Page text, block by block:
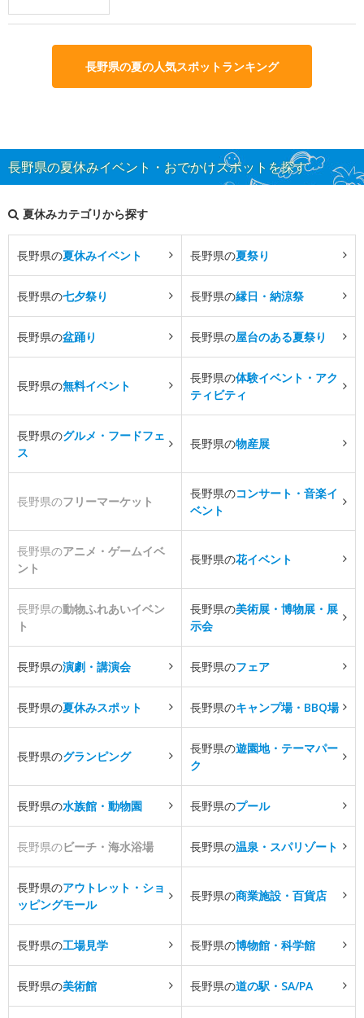
長野県の夏の人気スポットランキング
長野県の夏休みイベント・おでかけスポットを探す
夏休みカテゴリから探す
長野県の夏休みイベント 長野県の夏祭り
長野県の七夕祭り 長野県の縁日・納涼祭
長野県の盆踊り 長野県の屋台のある夏祭り
長野県の無料イベント
長野県の体験イベント・アク
ティビティ
長野県のグルメ・フードフェ
ス
長野県の物産展
長野県のフリーマーケット
長野県のコンサート・音楽イ
ベント
長野県のアニメ・ゲームイベ
ント
長野県の花イベント
長野県の動物ふれあいイベン
ト
長野県の美術展・博物展・展
示会
長野県の演劇・講演会 長野県のフェア
長野県の夏休みスポット 長野県のキャンプ場・BBQ場
長野県のグランピング
長野県の遊園地・テーマパー
ク
長野県の水族館・動物園 長野県のプール
長野県のビーチ・海水浴場 長野県の温泉・スパリゾート
長野県のアウトレット・ショ
ッピングモール
長野県の商業施設・百貨店
長野県の工場見学 長野県の博物館・科学館
長野県の美術館 長野県の道の駅・SA/PA